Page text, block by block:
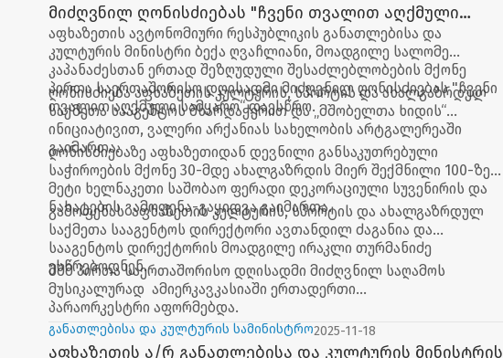
მიძღვნილ ღონისძიებას "ჩვენი თვალით აღქმული
სამყარო" დაესწრო
აფხაზეთის ავტონომიური რესპუბლიკის განათლებისა და
კულტურის მინისტრი ბექა ღვაჩლიანი, მოადგილე სალომე
კაპანაძესთან ერთად შეზღუდული შესაძლებლობების მქონე
პირთა საერთაშორისო დღისადმი მიძღვნილ ღონისძიებას "ჩვენი
თვალით აღქმული სამყარო“ დაესწრო.
ღონისძიება აფხაზეთის კულტურის, სპორტის და ახალგაზრდულ
საქმეთა სააგენტოს მხარდაჭერით და „მშობელთა ხიდის“
ინიციატივით, ვალერი არქანიას სახელობის არტგალერეაში
გაიმართა.
ღონისძიებაზე აფხაზეთიდან დევნილი განსაკუთრებული
საჭიროების მქონე 30-მდე ახალგაზრდის მიერ შექმნილი 100-ზე
მეტი ხელნაკეთი საშობაო ფერადი დეკორაციული სუვენირის და
ნახატების გამოფენა-გაყიდვა გაიმართა.
გამოფენას აფხაზეთის კულტურის, სპორტის და ახალგაზრდულ
საქმეთა სააგენტოს დირექტორი ავთანდილ ძაგანია და
სააგენტოს დირექტორის მოადგილე ირაკლი თურმანიძე
ესწრებოდნენ.
შშმ პირთა საერთაშორისო დღისადმი მიძღვნილ საღამოს
მუსიკალურად ამიერკავკასიაში ერთადერთი
პარაორკესტრი აფორმებდა.
განათლებისა და კულტურის სამინისტრო2025-11-18
აფხაზეთის ა/რ განათლებისა და კულტურის მინისტრის